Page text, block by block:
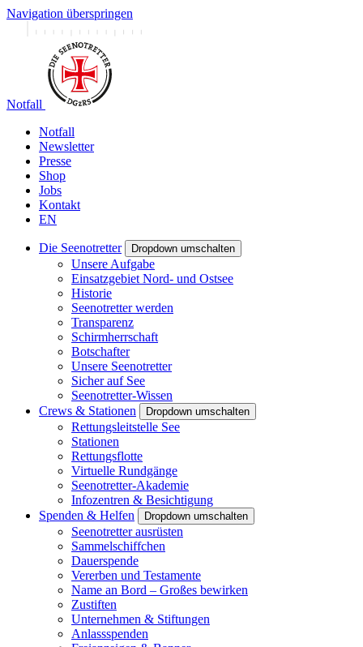
Navigation überspringen
Notfall
Notfall
Newsletter
Presse
Shop
Jobs
Kontakt
EN
Die Seenotretter Dropdown umschalten
Unsere Aufgabe
Einsatzgebiet Nord- und Ostsee
Historie
Seenotretter werden
Transparenz
Schirmherrschaft
Botschafter
Unsere Seenotretter
Sicher auf See
Seenotretter-Wissen
Crews & Stationen
Dropdown umschalten
Rettungsleitstelle See
Stationen
Rettungsflotte
Virtuelle Rundgänge
Seenotretter-Akademie
Infozentren & Besichtigung
Spenden & Helfen
Dropdown umschalten
Seenotretter ausrüsten
Sammelschiffchen
Dauerspende
Vererben und Testamente
Name an Bord – Großes bewirken
Zustiften
Unternehmen & Stiftungen
Anlassspenden